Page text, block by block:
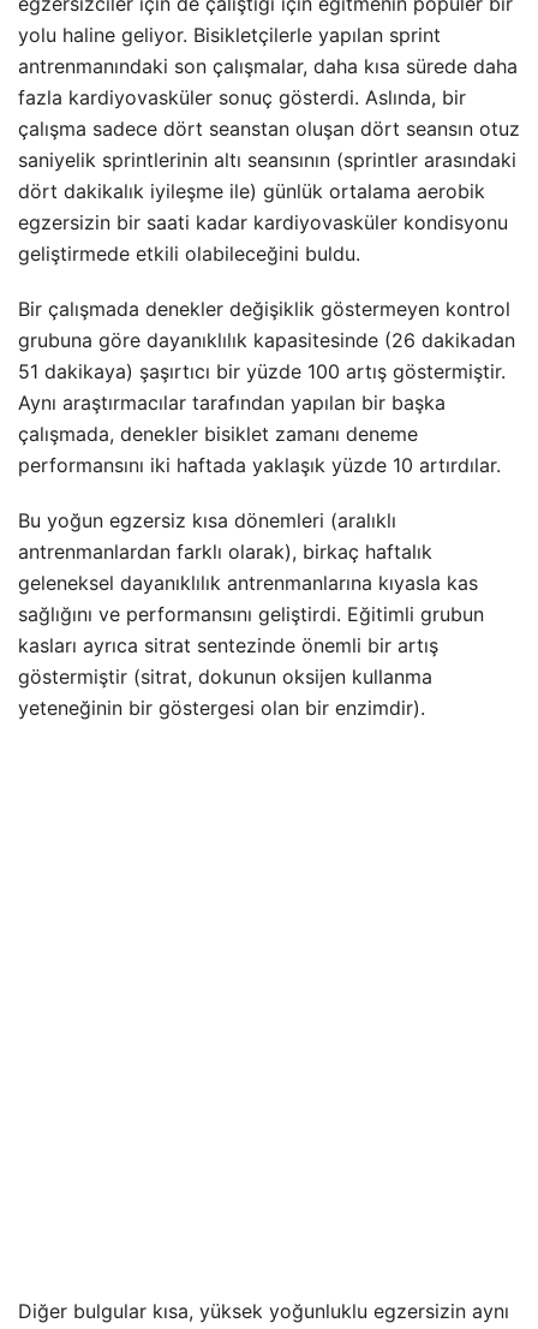
yolu haline geliyor. Bisikletçilerle yapılan sprint
antrenmanındaki son çalışmalar, daha kısa sürede daha
fazla kardiyovasküler sonuç gösterdi. Aslında, bir
çalışma sadece dört seanstan oluşan dört seansın otuz
saniyelik sprintlerinin altı seansının (sprintler arasındaki
dört dakikalık iyileşme ile) günlük ortalama aerobik
egzersizin bir saati kadar kardiyovasküler kondisyonu
geliştirmede etkili olabileceğini buldu.
Bir çalışmada denekler değişiklik göstermeyen kontrol
grubuna göre dayanıklılık kapasitesinde (26 dakikadan
51 dakikaya) şaşırtıcı bir yüzde 100 artış göstermiştir.
Aynı araştırmacılar tarafından yapılan bir başka
çalışmada, denekler bisiklet zamanı deneme
performansını iki haftada yaklaşık yüzde 10 artırdılar.
Bu yoğun egzersiz kısa dönemleri (aralıklı
antrenmanlardan farklı olarak), birkaç haftalık
geleneksel dayanıklılık antrenmanlarına kıyasla kas
sağlığını ve performansını geliştirdi. Eğitimli grubun
kasları ayrıca sitrat sentezinde önemli bir artış
göstermiştir (sitrat, dokunun oksijen kullanma
yeteneğinin bir göstergesi olan bir enzimdir).
Diğer bulgular kısa, yüksek yoğunluklu egzersizin aynı